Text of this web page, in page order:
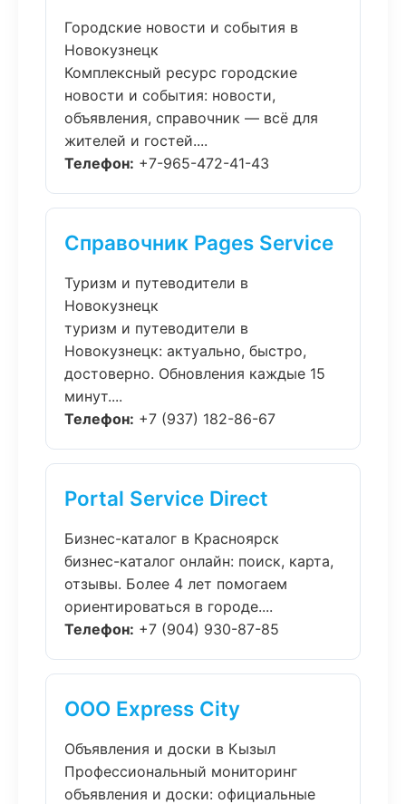
Городские новости и события в
Новокузнецк
Комплексный ресурс городские
новости и события: новости,
объявления, справочник — всё для
жителей и гостей....
Телефон: +7-965-472-41-43
Справочник Pages Service
Туризм и путеводители в
Новокузнецк
туризм и путеводители в
Новокузнецк: актуально, быстро,
достоверно. Обновления каждые 15
минут....
Телефон: +7 (937) 182-86-67
Portal Service Direct
Бизнес-каталог в Красноярск
бизнес-каталог онлайн: поиск, карта,
отзывы. Более 4 лет помогаем
ориентироваться в городе....
Телефон: +7 (904) 930-87-85
ООО Express City
Объявления и доски в Кызыл
Профессиональный мониторинг
объявления и доски: официальные